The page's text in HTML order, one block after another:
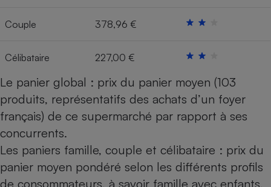
Couple 378,96 €
Célibataire 227,00 €
Le panier global : prix du panier moyen (103
produits, représentatifs des achats d’un foyer
français) de ce supermarché par rapport à ses
concurrents.
Les paniers famille, couple et célibataire : prix du
panier moyen pondéré selon les différents profils
de consommateurs, à savoir famille avec enfants,